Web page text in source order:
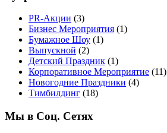
PR-Акции (3)
Бизнес Мероприятия (1)
Бумажное Шоу (1)
Выпускной (2)
Детский Праздник (1)
Корпоративное Мероприятие (11)
Новогодние Праздники (4)
Тимбилдинг (18)
Мы в Соц. Сетях